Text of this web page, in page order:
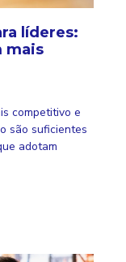
líderes:
mais
competitivo e
são suficientes
adotam